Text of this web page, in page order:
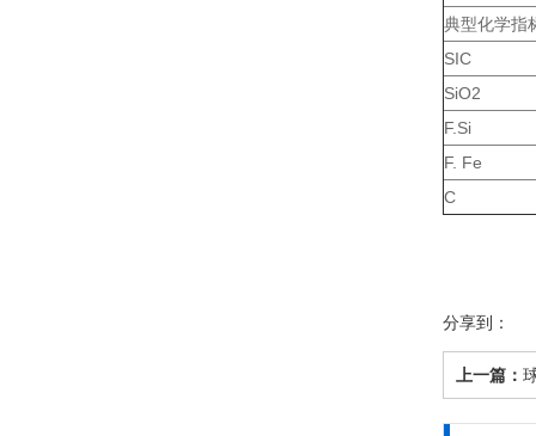
典型化学指
SIC
SiO2
F.Si
F. Fe
C
分享到：
上一篇：